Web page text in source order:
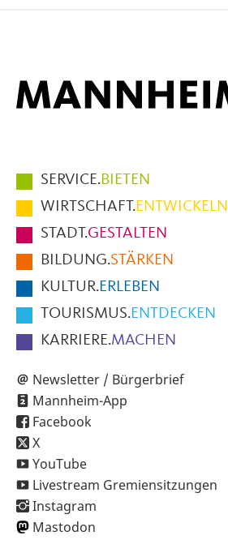
Hauptmenüpunkte
im
Fußbereich
der
Seite
SERVICE.BIETEN
WIRTSCHAFT.ENTWICKELN
STADT.GESTALTEN
BILDUNG.STÄRKEN
KULTUR.ERLEBEN
TOURISMUS.ENTDECKEN
KARRIERE.MACHEN
Newsletter / Bürgerbrief
Mannheim-App
Facebook
X
YouTube
Livestream Gremiensitzungen
Instagram
Mastodon